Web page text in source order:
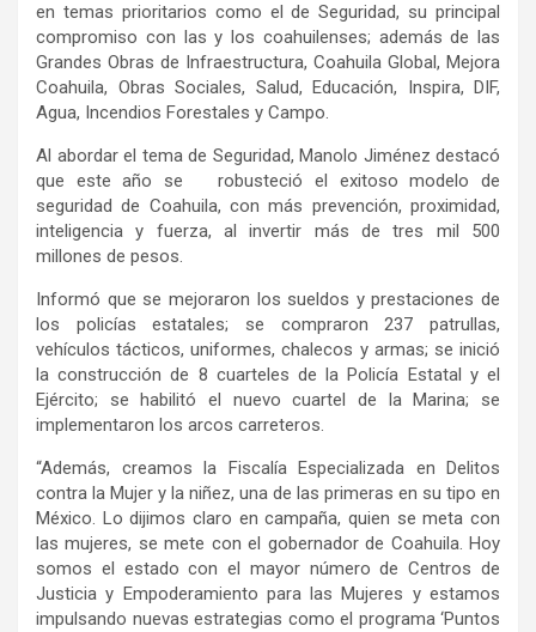
en temas prioritarios como el de Seguridad, su principal
compromiso con las y los coahuilenses; además de las
Grandes Obras de Infraestructura, Coahuila Global, Mejora
Coahuila, Obras Sociales, Salud, Educación, Inspira, DIF,
Agua, Incendios Forestales y Campo.
Al abordar el tema de Seguridad, Manolo Jiménez destacó
que este año se robusteció el exitoso modelo de
seguridad de Coahuila, con más prevención, proximidad,
inteligencia y fuerza, al invertir más de tres mil 500
millones de pesos.
Informó que se mejoraron los sueldos y prestaciones de
los policías estatales; se compraron 237 patrullas,
vehículos tácticos, uniformes, chalecos y armas; se inició
la construcción de 8 cuarteles de la Policía Estatal y el
Ejército; se habilitó el nuevo cuartel de la Marina; se
implementaron los arcos carreteros.
“Además, creamos la Fiscalía Especializada en Delitos
contra la Mujer y la niñez, una de las primeras en su tipo en
México. Lo dijimos claro en campaña, quien se meta con
las mujeres, se mete con el gobernador de Coahuila. Hoy
somos el estado con el mayor número de Centros de
Justicia y Empoderamiento para las Mujeres y estamos
impulsando nuevas estrategias como el programa ‘Puntos